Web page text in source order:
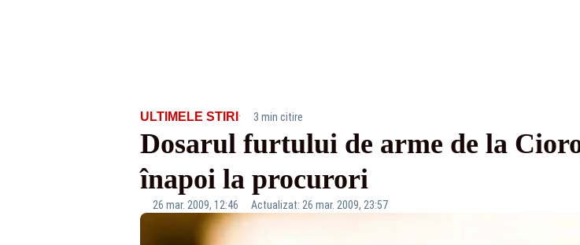
ULTIMELE STIRI · 3 min citire
Dosarul furtului de arme de la
înapoi la procurori
26 mar. 2009, 12:46 Actualizat: 26 mar. 2009, 23:57